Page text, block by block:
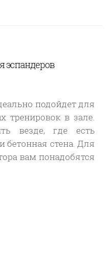
эспандеров
подойдет для
тренировок в зале.
везде, где есть
бетонная стена. Для
вам понадобятся